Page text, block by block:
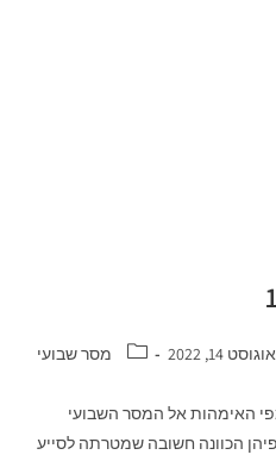
אוגוסט 14, 2022 מסר שבועי
השבועי מפי האימהות אל המסר השבועי
הכוונה חשובה שמטרתה לסייע